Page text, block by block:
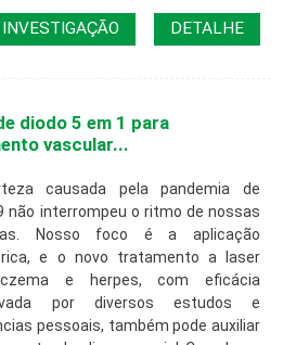
INVESTIGAÇÃO DETALHE
diodo 5 em 1 para
vascular...
causada pela pandemia de
não interrompeu o ritmo de nossas
Nosso foco é a aplicação
e o novo tratamento a laser
e herpes, com eficácia
por diversos estudos e
pessoais, também pode auxiliar